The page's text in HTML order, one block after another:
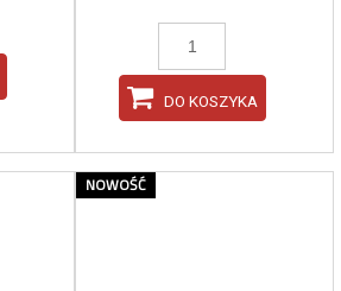
DO KOSZYKA
NOWOŚĆ